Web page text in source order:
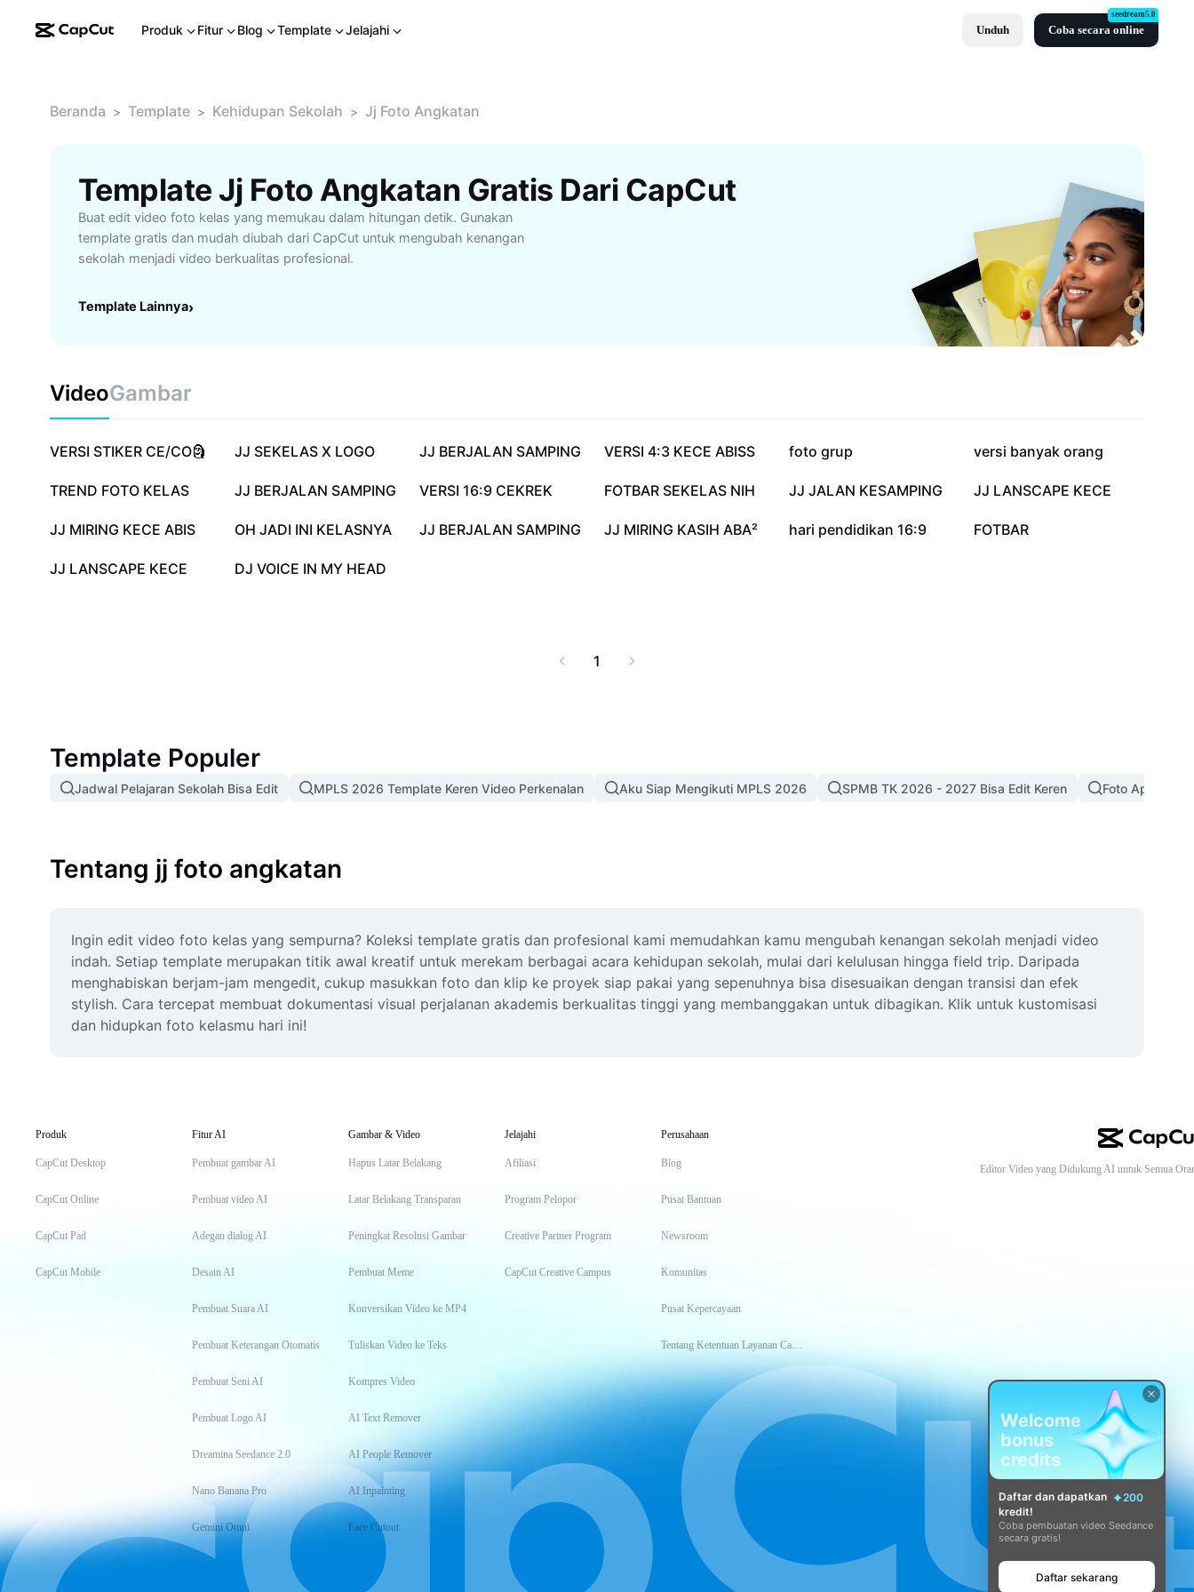
Produk Fitur Blog Template Jelajahi Unduh Coba secara online
seedream5.0
Beranda > Template > Kehidupan Sekolah > Jj Foto Angkatan
Template Jj Foto Angkatan Gratis Dari CapCut
Buat edit video foto kelas yang memukau dalam hitungan detik. Gunakan
template gratis dan mudah diubah dari CapCut untuk mengubah kenangan
sekolah menjadi video berkualitas profesional.
Template Lainnya›
VideoGambar
2,2 jt
VERSI STIKER CE/CO🗿 798,6 rb
JJ SEKELAS X LOGO 739,2 rb
JJ BERJALAN SAMPING 551,6 rb
VERSI 4:3 KECE ABISS 406,9 rb
foto grup 402,3 rb
versi banyak orang
260,5 rb
TREND FOTO KELAS 214,7 rb
JJ BERJALAN SAMPING 197,4 rb
VERSI 16:9 CEKREK 193,6 rb
FOTBAR SEKELAS NIH 115,3 rb
JJ JALAN KESAMPING 95,5 rb
JJ LANSCAPE KECE
86,4 rb
JJ MIRING KECE ABIS 69 rb
OH JADI INI KELASNYA 56,8 rb
JJ BERJALAN SAMPING 21,3 rb
JJ MIRING KASIH ABA² 6 rb
hari pendidikan 16:9 1,5 rb
FOTBAR
1,3 rb
JJ LANSCAPE KECE 738
DJ VOICE IN MY HEAD
1
Template Populer
Jadwal Pelajaran Sekolah Bisa Edit MPLS 2026 Template Keren Video Perkenalan Aku Siap Mengikuti MPLS 2026 SPMB TK 2026 - 2027 Bisa Edit Keren Foto Apa Aja
Tentang jj foto angkatan
Ingin edit video foto kelas yang sempurna? Koleksi template gratis dan profesional kami memudahkan kamu mengubah kenangan sekolah menjadi video
indah. Setiap template merupakan titik awal kreatif untuk merekam berbagai acara kehidupan sekolah, mulai dari kelulusan hingga field trip. Daripada
menghabiskan berjam-jam mengedit, cukup masukkan foto dan klip ke proyek siap pakai yang sepenuhnya bisa disesuaikan dengan transisi dan efek
stylish. Cara tercepat membuat dokumentasi visual perjalanan akademis berkualitas tinggi yang membanggakan untuk dibagikan. Klik untuk kustomisasi
dan hidupkan foto kelasmu hari ini!
Produk
CapCut Desktop
CapCut Online
CapCut Pad
CapCut Mobile
Fitur AI
Pembuat gambar AI
Pembuat video AI
Adegan dialog AI
Desain AI
Pembuat Suara AI
Pembuat Keterangan Otomatis
Pembuat Seni AI
Pembuat Logo AI
Dreamina Seedance 2.0
Nano Banana Pro
Gemini Omni
Gambar & Video
Hapus Latar Belakang
Latar Belakang Transparan
Peningkat Resolusi Gambar
Pembuat Meme
Konversikan Video ke MP4
Tuliskan Video ke Teks
Kompres Video
AI Text Remover
AI People Remover
AI Inpainting
Face Cutout
Jelajahi
Afiliasi
Program Pelopor
Creative Partner Program
CapCut Creative Campus
Perusahaan
Blog
Pusat Bantuan
Newsroom
Komunitas
Pusat Kepercayaan
Tentang Ketentuan Layanan CapCut
Editor Video yang Didukung AI untuk Semua
Welcome
bonus
credits
Daftar dan dapatkan
200
kredit!
Coba pembuatan video Seedance
secara gratis!
Daftar sekarang